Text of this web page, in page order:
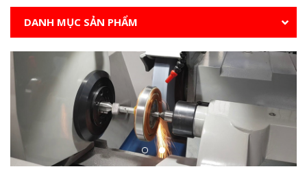
DANH MỤC SẢN PHẨM